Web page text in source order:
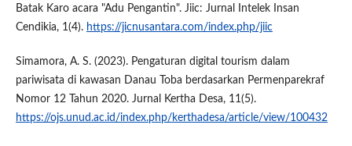
Batak Karo acara "Adu Pengantin". Jiic: Jurnal Intelek Insan
Cendikia, 1(4). https://jicnusantara.com/index.php/jiic
Simamora, A. S. (2023). Pengaturan digital tourism dalam
pariwisata di kawasan Danau Toba berdasarkan Permenparekraf
Nomor 12 Tahun 2020. Jurnal Kertha Desa, 11(5).
https://ojs.unud.ac.id/index.php/kerthadesa/article/view/100432